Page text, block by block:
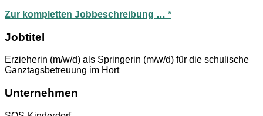
Zur kompletten Jobbeschreibung … *
Jobtitel
Erzieherin (m/w/d) als Springerin (m/w/d) für die schulische
Ganztagsbetreuung im Hort
Unternehmen